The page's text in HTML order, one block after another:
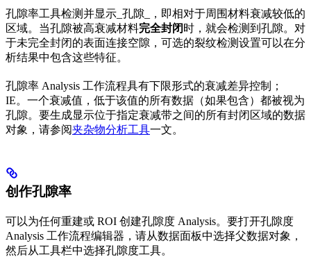
孔隙率工具检测并显示_孔隙_，即相对于周围材料衰减较低的
区域。当孔隙被高衰减材料完全封闭时，就会检测到孔隙。对
于未完全封闭的表面连接空隙，可选的裂纹检测设置可以在分
析结果中包含这些特征。
孔隙率 Analysis 工作流程具有下限形式的衰减差异控制；
IE。一个衰减值，低于该值的所有数据（如果包含）都被视为
孔隙。要生成显示位于指定衰减带之间的所有封闭区域的数据
对象，请参阅夹杂物分析工具一文。
创作孔隙率
可以为任何重建或 ROI 创建孔隙度 Analysis。要打开孔隙度
Analysis 工作流程编辑器，请从数据面板中选择父数据对象，
然后从工具栏中选择孔隙度工具。